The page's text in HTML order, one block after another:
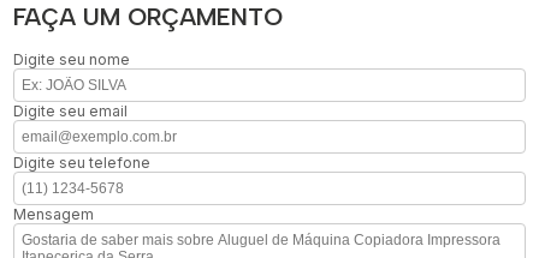
FAÇA UM ORÇAMENTO
Digite seu nome
Digite seu email
Digite seu telefone
Mensagem